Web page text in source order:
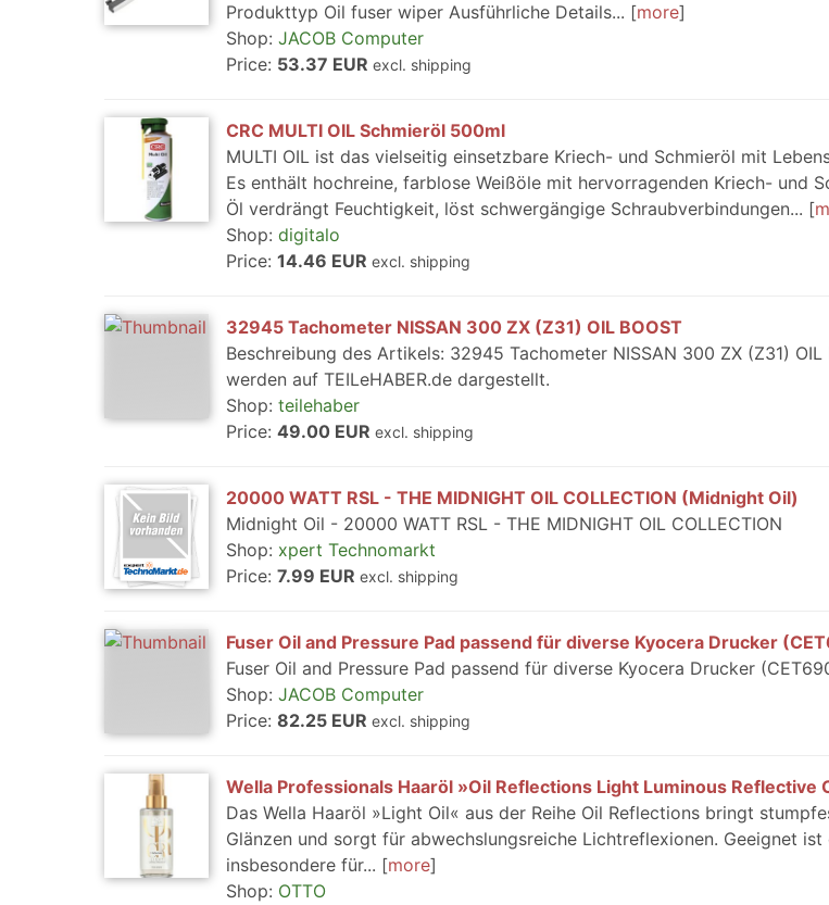
Produkttyp Oil fuser wiper Ausführliche Details...
more
Shop: JACOB Computer
Price: 53.37 EUR excl. shipping
CRC MULTI OIL Schmieröl 500ml
MULTI OIL ist das vielseitig einsetzbare Kriech- und Schmieröl mit
Es enthält hochreine, farblose Weißöle mit hervorragenden Kriech- und
Öl verdrängt Feuchtigkeit, löst schwergängige Schraubverbindungen...
Shop: digitalo
Price: 14.46 EUR excl. shipping
32945 Tachometer NISSAN 300 ZX (Z31) OIL BOOST
Beschreibung des Artikels: 32945 Tachometer NISSAN 300 ZX (Z31) OIL
werden auf TEILeHABER.de dargestellt.
Shop: teilehaber
Price: 49.00 EUR excl. shipping
20000 WATT RSL - THE MIDNIGHT OIL COLLECTION (Midnight Oil)
Midnight Oil - 20000 WATT RSL - THE MIDNIGHT OIL COLLECTION
Shop: xpert Technomarkt
Price: 7.99 EUR excl. shipping
Fuser Oil and Pressure Pad passend für diverse Kyocera Drucker
Fuser Oil and Pressure Pad passend für diverse Kyocera Drucker
Shop: JACOB Computer
Price: 82.25 EUR excl. shipping
Wella Professionals Haaröl »Oil Reflections Light Luminous Reflective
Das Wella Haaröl »Light Oil« aus der Reihe Oil Reflections bringt
Glänzen und sorgt für abwechslungsreiche Lichtreflexionen. Geeignet
insbesondere für...
more
Shop: OTTO